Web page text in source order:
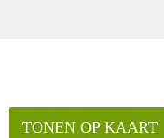
TONEN OP KAART